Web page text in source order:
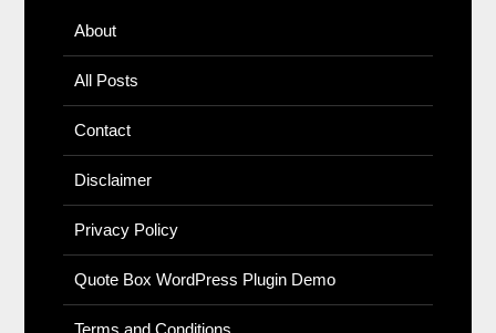
About
All Posts
Contact
Disclaimer
Privacy Policy
Quote Box WordPress Plugin Demo
Terms and Conditions